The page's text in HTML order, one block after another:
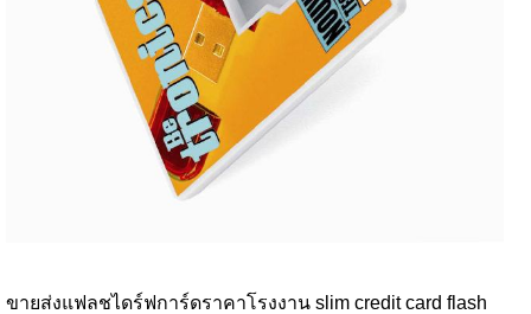
ขายส่งแฟลชไดร์ฟการ์ดราคาโรงงาน slim credit card flash